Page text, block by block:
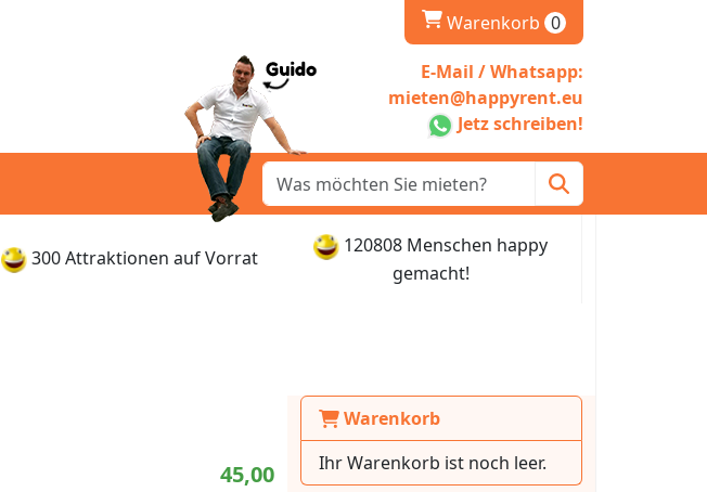
Warenkorb
Warenkorb 0
E-Mail / Whatsapp:
mieten@happyrent.eu
Jetz schreiben!
300 Attraktionen auf Vorrat
120808 Menschen happy
gemacht!
Warenkorb
Ihr Warenkorb ist noch leer.
45,00